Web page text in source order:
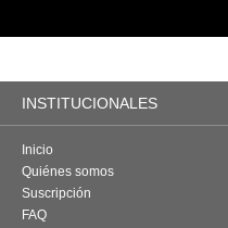
INSTITUCIONALES
Inicio
Quiénes somos
Suscripción
FAQ